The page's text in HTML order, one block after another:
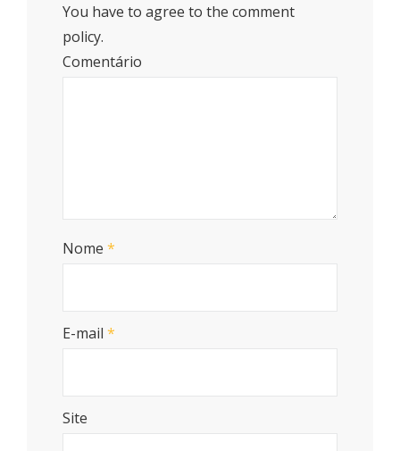
You have to agree to the comment
policy.
Comentário
Nome *
E-mail *
Site